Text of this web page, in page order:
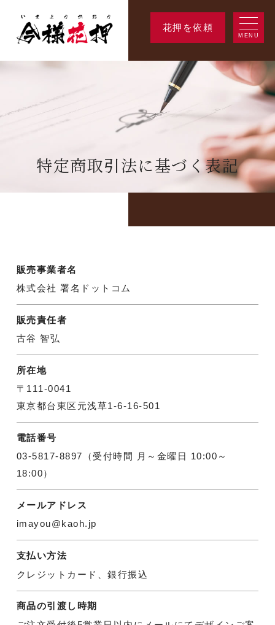
花押を依頼
MENU
特定商取引法に基づく表記
販売事業者名
株式会社 署名ドットコム
販売責任者
古谷 智弘
所在地
〒111-0041
東京都台東区元浅草1-6-16-501
電話番号
03-5817-8897（受付時間 月～金曜日 10:00～
18:00）
メールアドレス
imayou@kaoh.jp
支払い方法
クレジットカード、銀行振込
商品の引渡し時期